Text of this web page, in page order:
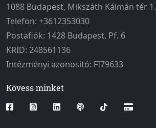
1088 Budapest, Mikszáth Kálmán tér 1.
Telefon: +3612353030
Postafiók: 1428 Budapest, Pf. 6
KRID: 248561136
Intézményi azonosító: FI79633
Kövess minket